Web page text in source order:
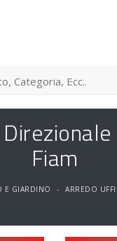
Fiam
E GIARDINO - ARREDO